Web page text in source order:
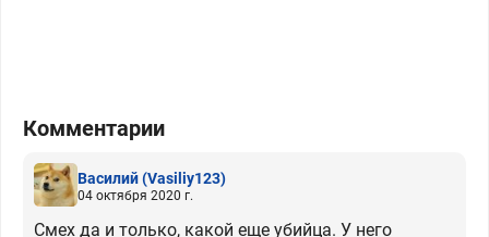
Комментарии
Василий(Vasiliy123)
04 октября 2020 г.
Смех да и только, какой еще убийца. У него